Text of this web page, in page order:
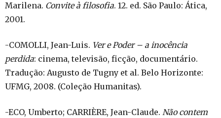
Marilena. Convite à filosofia. 12. ed. São Paulo: Ática,
2001.
-COMOLLI, Jean-Luis. Ver e Poder – a inocência
perdida: cinema, televisão, ficção, documentário.
Tradução: Augusto de Tugny et al. Belo Horizonte:
UFMG, 2008. (Coleção Humanitas).
-ECO, Umberto; CARRIÈRE, Jean-Claude. Não contem